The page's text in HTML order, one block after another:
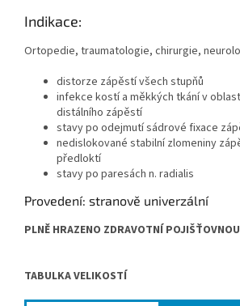
Indikace:
Ortopedie, traumatologie, chirurgie,
distorze zápěstí všech stupňů
infekce kostí a měkkých tkání v
distálního zápěstí
stavy po odejmutí sádrové fixace
nedislokované stabilní zlomeniny
předloktí
stavy po paresách n. radialis
Provedení: stranově univerzální
PLNĚ HRAZENO ZDRAVOTNÍ POJIŠŤOVNOU
TABULKA VELIKOSTÍ